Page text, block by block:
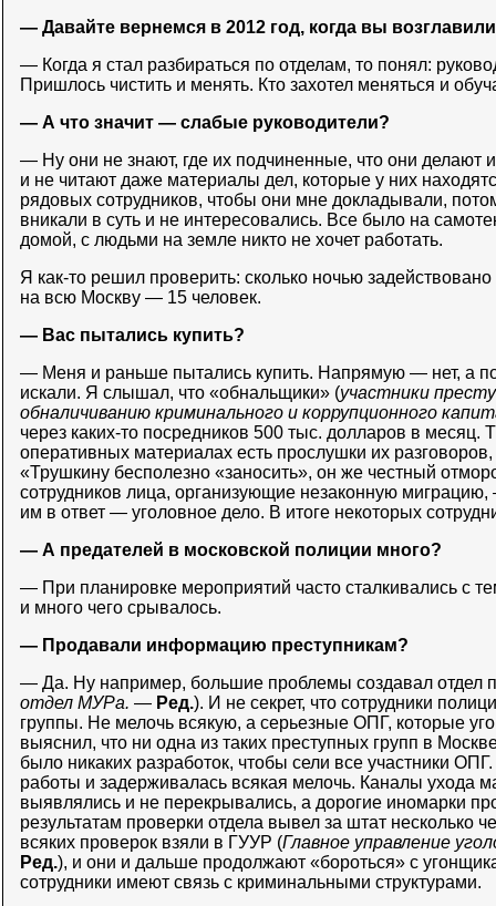
— Давайте вернемся в 2012 год, когда вы
— Когда я стал разбираться по отделам, то понял:
Пришлось чистить и менять. Кто захотел меняться и
— А что значит — слабые руководители?
— Ну они не знают, где их подчиненные, что они делают
и не читают даже материалы дел, которые у них
рядовых сотрудников, чтобы они мне докладывали,
вникали в суть и не интересовались. Все было на
домой, с людьми на земле никто не хочет работать.
Я как-то решил проверить: сколько ночью
на всю Москву — 15 человек.
— Вас пытались купить?
— Меня и раньше пытались купить. Напрямую — нет, а
искали. Я слышал, что «обнальщики» (участники
обналичиванию криминального и коррупционного
через каких-то посредников 500 тыс. долларов в месяц.
оперативных материалах есть прослушки их разговоров,
«Трушкину бесполезно «заносить», он же честный
сотрудников лица, организующие незаконную
им в ответ — уголовное дело. В итоге некоторых
— А предателей в московской полиции много?
— При планировке мероприятий часто сталкивались с
и много чего срывалось.
— Продавали информацию преступникам?
— Да. Ну например, большие проблемы создавал отдел
отдел МУРа. — Ред.). И не секрет, что сотрудники
группы. Не мелочь всякую, а серьезные ОПГ, которые
выяснил, что ни одна из таких преступных групп в
было никаких разработок, чтобы сели все участники
работы и задерживалась всякая мелочь. Каналы ухода
выявлялись и не перекрывались, а дорогие иномарки
результатам проверки отдела вывел за штат несколько
всяких проверок взяли в ГУУР (Главное управление
Ред.), и они и дальше продолжают «бороться» с
сотрудники имеют связь с криминальными структурами.